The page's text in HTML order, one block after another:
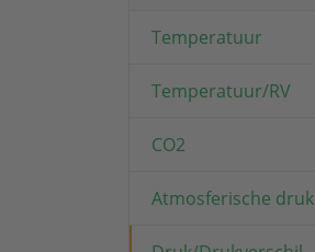
Temperatuur
Temperatuur/RV
CO2
Atmosferische druk